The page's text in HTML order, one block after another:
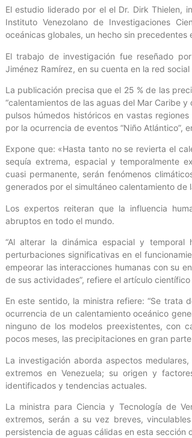
El estudio liderado por el el Dr. Dirk Thielen,
Instituto Venezolano de Investigaciones
oceánicas globales, un hecho sin precedentes
El trabajo de investigación fue reseñado
Jiménez Ramírez, en su cuenta en la red social
La publicación precisa que el 25 % de las
“calentamientos de las aguas del Mar Caribe
pulsos húmedos históricos en vastas
por la ocurrencia de eventos “Niño Atlántico”,
Expone que: «Hasta tanto no se revierta el
sequía extrema, espacial y temporalmente
cuasi permanente, serán fenómenos
generados por el simultáneo calentamiento de
Los expertos reiteran que la influencia
abruptos en todo el mundo.
“Al alterar la dinámica espacial y
perturbaciones significativas en el
empeorar las interacciones humanas con su
de sus actividades”, refiere el artículo
En este sentido, la ministra refiere: “Se
ocurrencia de un calentamiento oceánico
ninguno de los modelos preexistentes, con
pocos meses, las precipitaciones en gran
La investigación aborda aspectos
extremos en Venezuela; su origen y
identificados y tendencias actuales.
La ministra para Ciencia y Tecnología de
extremos, serán a su vez breves,
persistencia de aguas cálidas en esta sección